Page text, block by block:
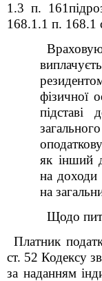
1.3 п. 161
168.1.1 п. 168.1
фізичної
підставі
як інший
на доходи
на
Щодо
Платник
ст. 52 Кодексу
за наданням